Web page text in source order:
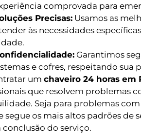
comprovada para
Precisas: Usamos as
às necessidades
Garantimos
e cofres, respeitando sua
um chaveiro 24 horas em
que resolvem problemas
Seja para problemas
segue os mais altos padrões de
conclusão do serviço.